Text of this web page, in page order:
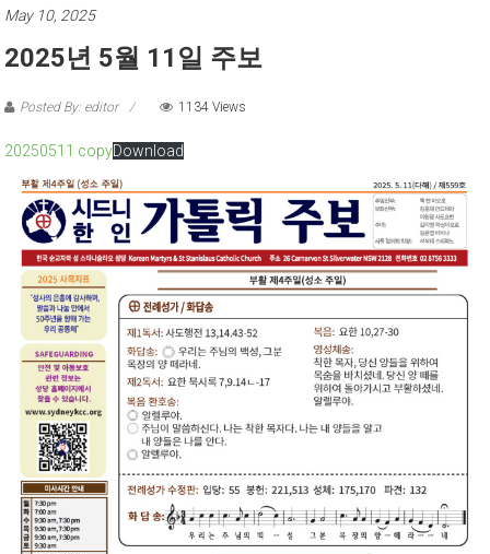
May 10, 2025
2025년 5월 11일 주보
Posted By: editor 1134 Views
20250511 copyDownload